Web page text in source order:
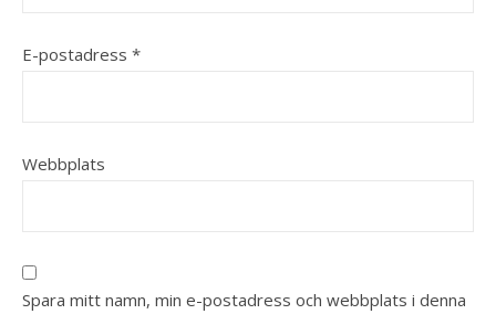
E-postadress *
Webbplats
Spara mitt namn, min e-postadress och webbplats i denna